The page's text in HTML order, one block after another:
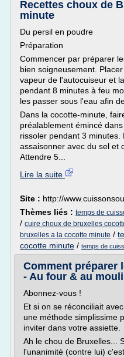
Recettes choux de
minute
Du persil en poudre
Préparation
Commencer par préparer
bien soigneusement.
vapeur de l'autocuiseur et
pendant 8 minutes à feu
les passer sous l'eau afin
Dans la cocotte-minute,
préalablement émincé
rissoler pendant 3 minutes.
assaisonner avec du sel et
Attendre 5...
Lire la suite
Site : http://
Thèmes liés : temps de
/ cuire choux de bruxelles
bruxelles a la cocotte minute /
cocotte minute / temps de
Comment préparer
- Au four & au
Abonnez-vous !
Et si on se réconciliait
une méthode simplissime
inviter dans votre assiette.
Ah le chou de Bruxelles...
l'unanimité (contre lui)